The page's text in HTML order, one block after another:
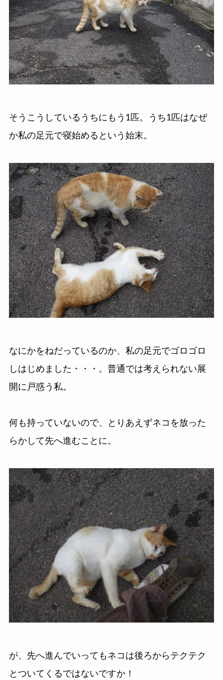
そうこうしているうちにもう1匹。うち1匹はなぜ
か私の足元で寝始めるという始末。
なにかをねだっているのか、私の足元でゴロゴロ
しはじめました・・・。普通では考えられない展
開に戸惑う私。
何も持っていないので、とりあえずネコを放った
らかして先へ進むことに。
が、先へ進んでいってもネコは後ろからテクテク
とついてくるではないですか！